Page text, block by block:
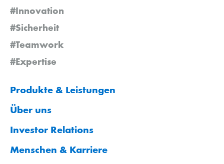
#Innovation
#Sicherheit
#Teamwork
#Expertise
Produkte & Leistungen
Über uns
Investor Relations
Menschen & Karriere